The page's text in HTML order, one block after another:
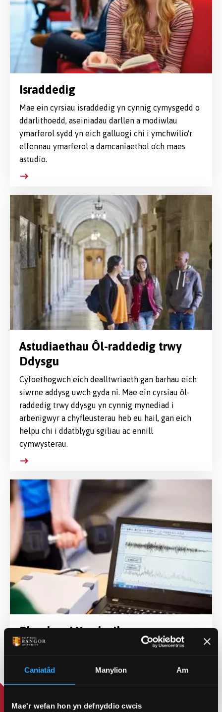
Caniatâd Manylion Am
Mae'r wefan hon yn defnyddio cwcis
Israddedig
Mae ein cyrsiau israddedig yn cynnig cymysgedd o
ddarlithoedd, aseiniadau darllen a modiwlau
ymarferol sydd yn eich galluogi chi i ymchwilio'r
elfennau ymarferol a damcaniaethol o'ch maes
astudio.
Astudiaethau Ôl-raddedig trwy
Ddysgu
Cyfoethogwch eich dealltwriaeth gan barhau eich
siwrne addysg uwch gyda ni. Mae ein cyrsiau ôl-
raddedig trwy ddysgu yn cynnig mynediad i
arbenigwyr a chyfleusterau heb eu hail, gan eich
helpu chi i ddatblygu sgiliau ac ennill
cymwysterau.
Rhaglenni Ymchwil
Datblychwch eich sgiliau ymchwil ymysg eich
am ehangu dealltwriaeth y byd am eich pwnc.